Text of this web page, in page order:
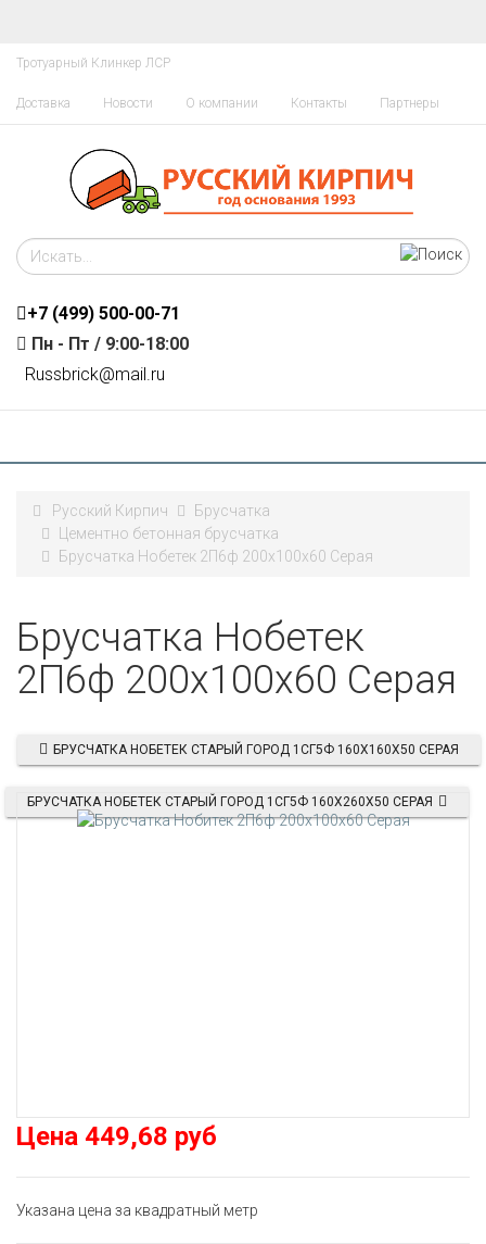
Тротуарный Клинкер ЛСР
Доставка Новости О компании Контакты Партнеры
+7 (499) 500-00-71
Пн - Пт / 9:00-18:00
Russbrick@mail.ru
Русский Кирпич
Брусчатка
Цементно бетонная брусчатка
Брусчатка Нобетек 2П6ф 200х100х60 Серая
Брусчатка Нобетек
2П6ф 200х100х60 Серая
БРУСЧАТКА НОБЕТЕК СТАРЫЙ ГОРОД 1СГ5Ф 160X160X50 СЕРАЯ
БРУСЧАТКА НОБЕТЕК СТАРЫЙ ГОРОД 1СГ5Ф 160X260X50 СЕРАЯ
Цена 449,68 руб
Указана цена за квадратный метр